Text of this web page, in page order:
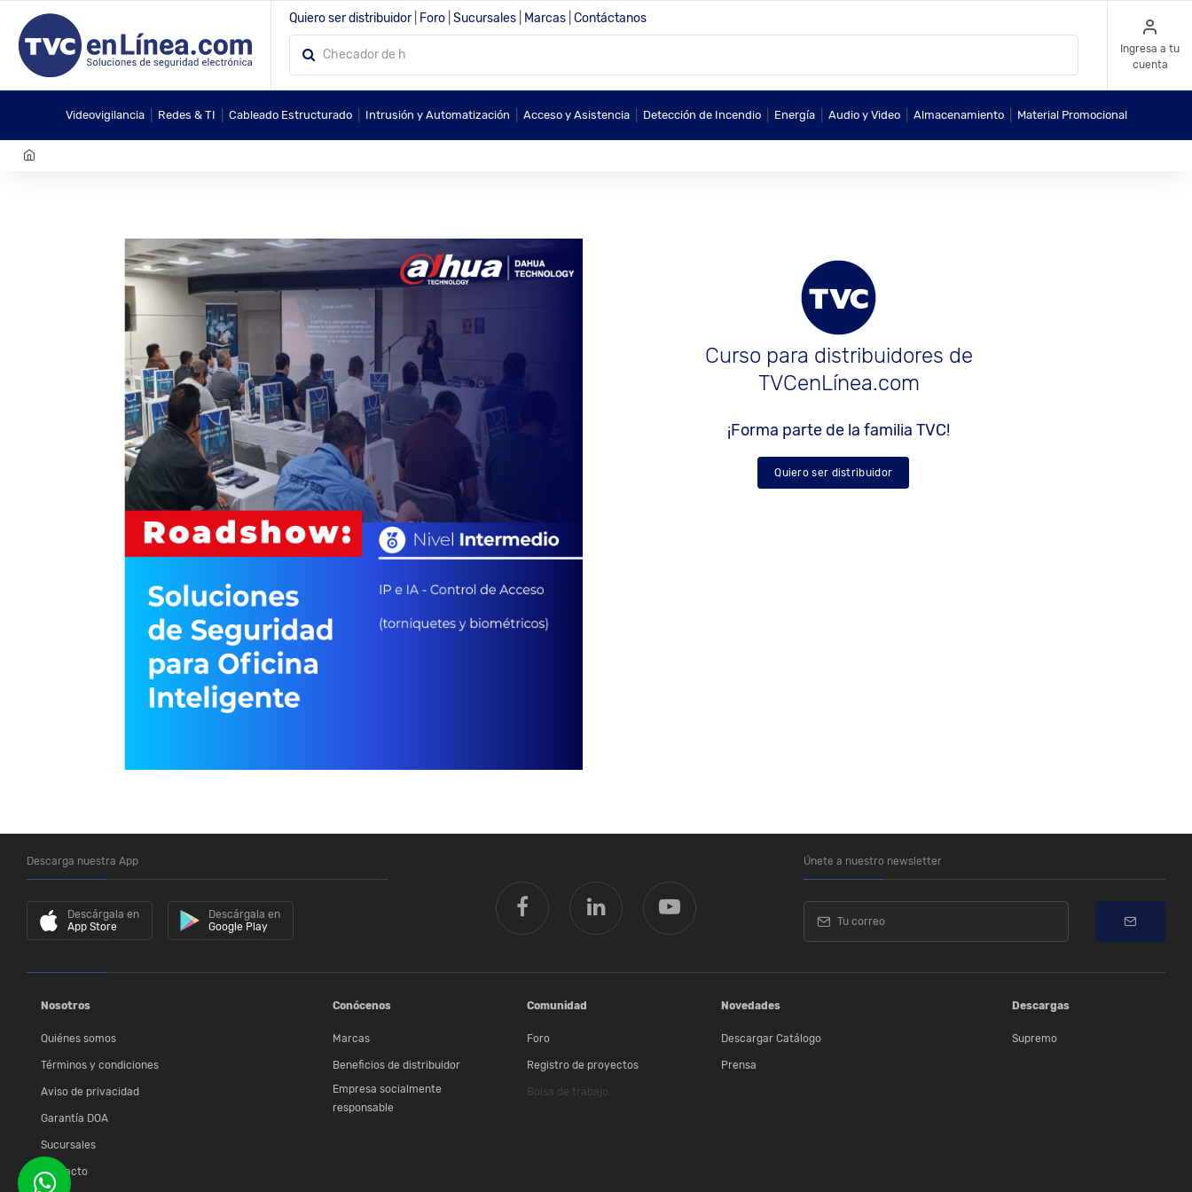
Quiero ser distribuidor Foro Sucursales Marcas Contáctanos
Ingresa a tu
cuenta
Videovigilancia Redes & TI Cableado Estructurado Intrusión y Automatización Acceso y Asistencia Detección de Incendio Energía Audio y Video Almacenamiento Material Promocional
Curso para distribuidores de
TVCenLínea.com
¡Forma parte de la familia TVC!
Quiero ser distribuidor
Descarga nuestra App
Descárgala en
App Store
Descárgala en
Google Play
Únete a nuestro newsletter
Nosotros
Quiénes somos
Términos y condiciones
Aviso de privacidad
Garantía DOA
Sucursales
Contacto
Conócenos
Marcas
Beneficios de distribuidor
Empresa socialmente
responsable
Comunidad
Foro
Registro de proyectos
Bolsa de trabajo
Novedades
Descargar Catálogo
Prensa
Descargas
Supremo